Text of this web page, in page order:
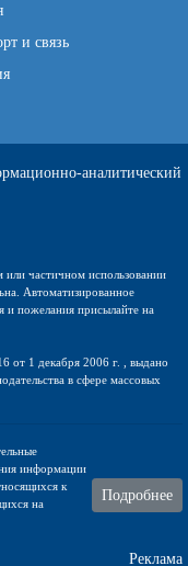
и связь
аналитический
частичном использовании
Автоматизированное
и пожелания присылайте на
от 1 декабря 2006 г. , выдано
в сфере массовых
информации
к
на
Подробнее
Реклама